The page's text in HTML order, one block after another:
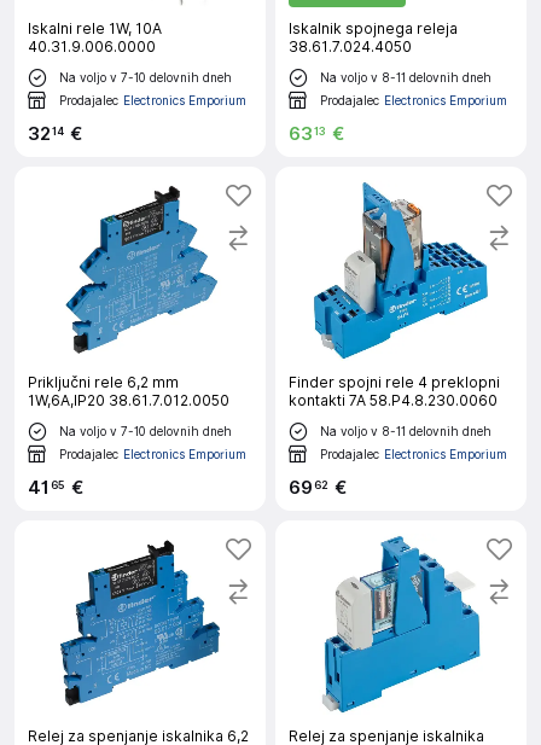
Iskalni rele 1W, 10A
40.31.9.006.0000
Na voljo v 7-10 delovnih dneh
Prodajalec Electronics Emporium
3214 €
Iskalnik spojnega releja
38.61.7.024.4050
Na voljo v 8-11 delovnih dneh
Prodajalec Electronics Emporium
6313 €
Priključni rele 6,2 mm
1W,6A,IP20 38.61.7.012.0050
Na voljo v 7-10 delovnih dneh
Prodajalec Electronics Emporium
41 65 €
Finder spojni rele 4 preklopni
kontakti 7A 58.P4.8.230.0060
Na voljo v 8-11 delovnih dneh
Prodajalec Electronics Emporium
6962 €
Relej za spenjanje iskalnika 6,2
Relej za spenjanje iskalnika